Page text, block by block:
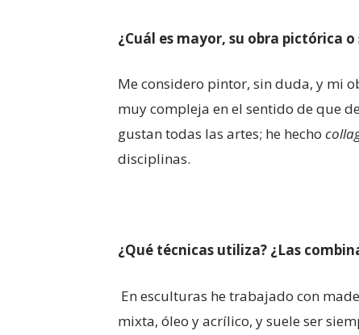
¿Cuál es mayor, su obra pictórica
Me considero pintor, sin duda, y mi
muy compleja en el sentido de que
gustan todas las artes; he hecho
disciplinas.
¿Qué técnicas utiliza? ¿Las
En esculturas he trabajado con
mixta, óleo y acrílico, y suele ser